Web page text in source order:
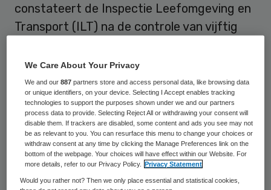
constateert de Inspectie Leefomgeving en
Transport (ILT) na de controle van vijftig
Het gaat dan bijvoorbeeld om (afval)stoffen
maar ook de verzending van
patiëntenmonsters. De inspectie bekeek
hoe het hele traject werd afgehandeld:
verpakken, laden, lossen en vervoeren. Er
zijn veel overtredingen ontdekt. De
inspectie gaat daarom dit jaar bij een aantal
We Care About Your Privacy
We and our887 partners store and access personal data, like browsing data
or unique identifiers, on your device. Selecting I Accept enables tracking
technologies to support the purposes shown under we and our partners
process data to provide. Selecting Reject All or withdrawing your consent will
disable them. If trackers are disabled, some content and ads you see may not
be as relevant to you. You can resurface this menu to change your choices or
withdraw consent at any time by clicking the Manage Preferences link on the
bottom of the webpage. Your choices will have effect within our Website. For
more details, refer to our Privacy Policy.
Privacy Statement
Would you rather not? Then we only place essential and statistical cookies,